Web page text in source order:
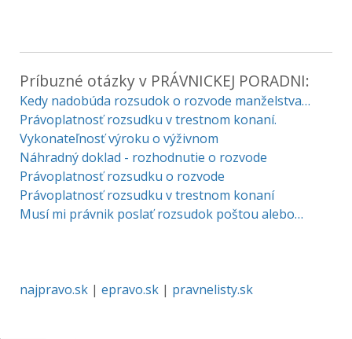
Príbuzné otázky v PRÁVNICKEJ PORADNI:
Kedy nadobúda rozsudok o rozvode manželstva…
Právoplatnosť rozsudku v trestnom konaní.
Vykonateľnosť výroku o výživnom
Náhradný doklad - rozhodnutie o rozvode
Právoplatnosť rozsudku o rozvode
Právoplatnosť rozsudku v trestnom konaní
Musí mi právnik poslať rozsudok poštou alebo…
najpravo.sk | epravo.sk | pravnelisty.sk